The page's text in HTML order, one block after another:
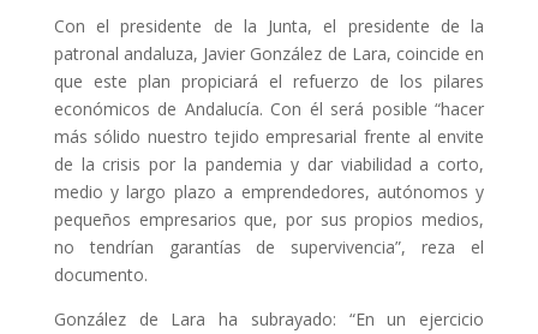
Con el presidente de la Junta, el presidente de la
patronal andaluza, Javier González de Lara, coincide en
que este plan propiciará el refuerzo de los pilares
económicos de Andalucía. Con él será posible “hacer
más sólido nuestro tejido empresarial frente al envite
de la crisis por la pandemia y dar viabilidad a corto,
medio y largo plazo a emprendedores, autónomos y
pequeños empresarios que, por sus propios medios,
no tendrían garantías de supervivencia”, reza el
documento.
González de Lara ha subrayado: “En un ejercicio